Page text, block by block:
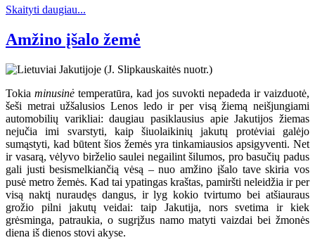
Skaityti daugiau...
Amžino įšalo žemė
Tokia minusinė temperatūra, kad jos suvokti nepadeda ir vaizduotė,
šeši metrai užšalusios Lenos ledo ir per visą žiemą neišjungiami
automobilių varikliai: daugiau pasiklausius apie Jakutijos žiemas
nejučia imi svarstyti, kaip šiuolaikinių jakutų protėviai galėjo
sumąstyti, kad būtent šios žemės yra tinkamiausios apsigyventi. Net
ir vasarą, vėlyvo birželio saulei negailint šilumos, pro basučių padus
gali justi besismelkiančią vėsą – nuo amžino įšalo tave skiria vos
pusė metro žemės. Kad tai ypatingas kraštas, pamiršti neleidžia ir per
visą naktį nuraudęs dangus, ir lyg kokio tvirtumo bei atšiauraus
grožio pilni jakutų veidai: taip Jakutija, nors svetima ir kiek
grėsminga, patraukia, o sugrįžus namo matyti vaizdai bei žmonės
diena iš dienos stovi akyse.